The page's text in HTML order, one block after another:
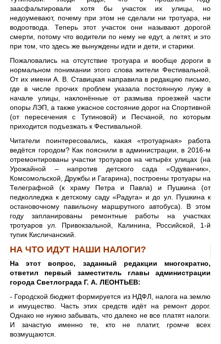
заасфальтировали хотя бы участок их улицы, но
недоумевают, почему при этом не сделали ни тротуара, ни
водоотвода. Теперь этот участок они называют дорогой
смерти, потому что водители по нему не едут, а летят, и это
при том, что здесь же вынуждены идти и дети, и старики.
Пожаловались на отсутствие тротуара и вообще дороги в
нормальном понимании этого слова жители Фестивальной.
От их имени А. В. Ставицкая направила в редакцию письмо,
где в числе прочих проблем указала постоянную лужу в
начале улицы, наклонённые от размыва проезжей части
опоры ЛЭП, а также ужасное состояние дорог на Спортивной
(от пересечения с Тутиновой) и Песчаной, по которым
приходится подъезжать к Фестивальной.
Читатели поинтересовались, какая «тротуарная» работа
ведётся городом? Как пояснили в администрации, в 2016-м
отремонтированы участки тротуаров на четырёх улицах (на
Урожайной – напротив детского сада «Одуванчик»,
Комсомольской, Дружбы и Гагарина), построены тротуары на
Телеграфной (к храму Петра и Павла) и Пушкина (от
педколледжа к детскому саду «Радуга» и до ул. Пушкина к
остановочному павильону маршрутного автобуса). В этом
году запланированы ремонтные работы на участках
тротуаров ул. Привокзальной, Калинина, Российской, 1-й
тупик Кисличанский.
НА ЧТО ИДУТ НАШИ НАЛОГИ?
На этот вопрос, заданный редакции многократно,
ответил первый заместитель главы администрации
города Светлограда Г. А. ЛЕОНТЬЕВ:
- Городской бюджет формируется из НДФЛ, налога на землю
и имущество. Часть этих средств идёт на ремонт дорог.
Однако не нужно забывать, что далеко не все платят налоги.
И зачастую именно те, кто не платит, громче всех
возмущаются.